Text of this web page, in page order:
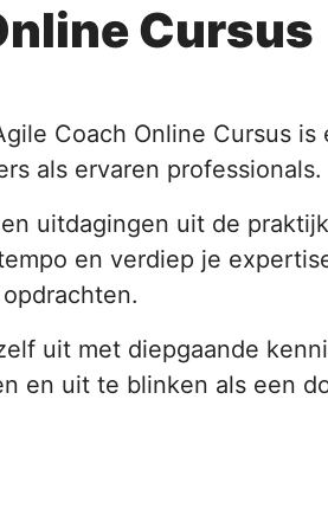
Cursus
Coach Online Cursus is
als ervaren professionals.
uitdagingen uit de
en verdiep je
uit met diepgaande
en uit te blinken als een